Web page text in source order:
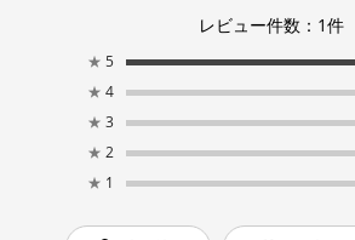
レビュー件数： 1件
★ 5
★ 4
★ 3
★ 2
★ 1